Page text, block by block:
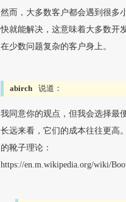
然而，大多数客户都会遇到很多
快就能解决，这意味着大多数开
在少数问题复杂的客户身上。
abirch 说道：
我同意你的观点，但我会选择最
长远来看，它们的成本往往更高
的靴子理论：
https://en.m.wikipedia.org/wiki/